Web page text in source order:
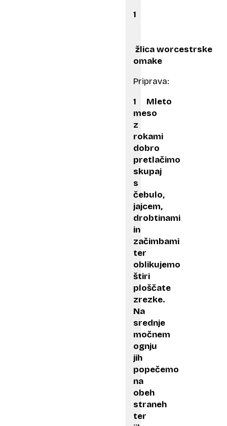
1
žlica worcestrske
omake
Priprava:
1 Mleto
meso
z
rokami
dobro
pretlačimo
skupaj
s
čebulo,
jajcem,
drobtinami
in
začimbami
ter
oblikujemo
štiri
ploščate
zrezke.
Na
srednje
močnem
ognju
jih
popečemo
na
obeh
straneh
ter